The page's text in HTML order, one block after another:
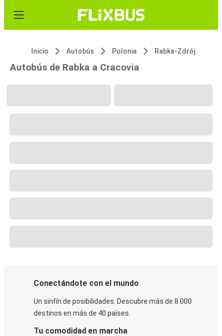
Inicio Autobús Polonia Rabka-Zdrój
Autobús de Rabka a Cracovia
Conectándote con el mundo
Un sinfín de posibilidades. Descubre más de 8.000
destinos en más de 40 países.
Tu comodidad en marcha